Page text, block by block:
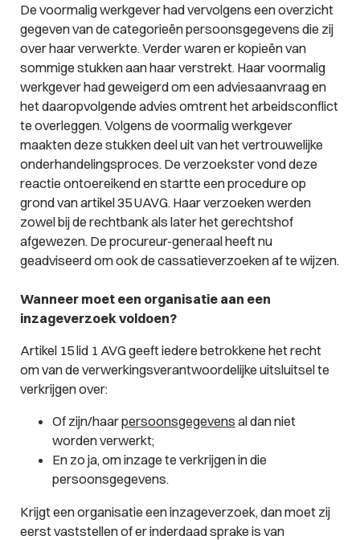
De voormalig werkgever had vervolgens een overzicht
gegeven van de categorieën persoonsgegevens die zij
over haar verwerkte. Verder waren er kopieën van
sommige stukken aan haar verstrekt. Haar voormalig
werkgever had geweigerd om een adviesaanvraag en
het daaropvolgende advies omtrent het arbeidsconflict
te overleggen. Volgens de voormalig werkgever
maakten deze stukken deel uit van het vertrouwelijke
onderhandelingsproces. De verzoekster vond deze
reactie ontoereikend en startte een procedure op
grond van artikel 35 UAVG. Haar verzoeken werden
zowel bij de rechtbank als later het gerechtshof
afgewezen. De procureur-generaal heeft nu
geadviseerd om ook de cassatieverzoeken af te wijzen.
Wanneer moet een organisatie aan een
inzageverzoek voldoen?
Artikel 15 lid 1 AVG geeft iedere betrokkene het recht
om van de verwerkingsverantwoordelijke uitsluitsel te
verkrijgen over:
Of zijn/haarpersoonsgegevens al dan niet
worden verwerkt;
En zo ja, om inzage te verkrijgen in die
persoonsgegevens.
Krijgt een organisatie een inzageverzoek, dan moet zij
eerst vaststellen of er inderdaad sprake is van